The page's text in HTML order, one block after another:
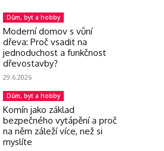
Dům, byt a hobby
Moderní domov s vůní
dřeva: Proč vsadit na
jednoduchost a funkčnost
dřevostavby?
29.6.2026
Dům, byt a hobby
Komín jako základ
bezpečného vytápění a proč
na něm záleží více, než si
myslíte